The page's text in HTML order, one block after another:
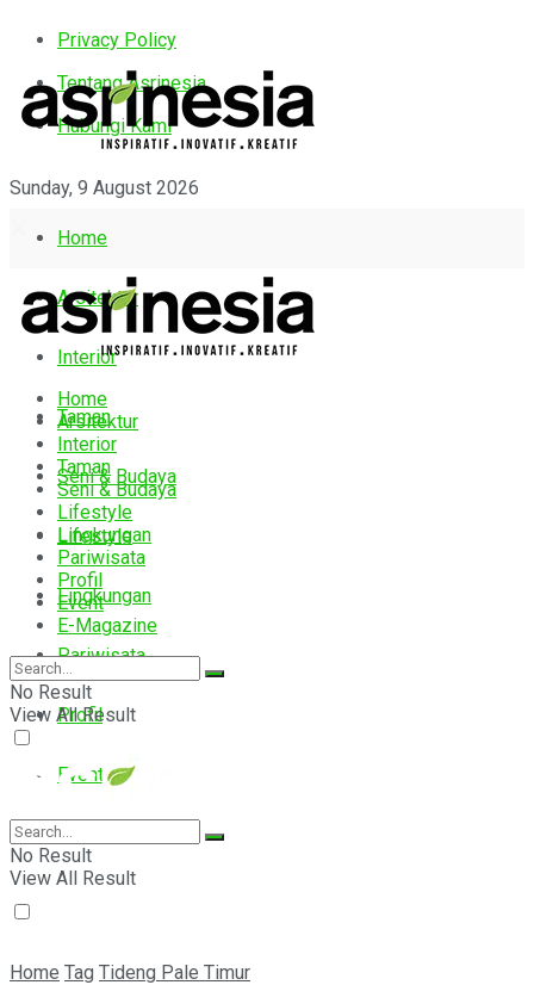
Privacy Policy
Tentang Asrinesia
Hubungi Kami
Sunday, 9 August 2026
Home
Arsitektur
Interior
Taman
Seni & Budaya
Lifestyle
Lingkungan
Pariwisata
Profil
Event
E-Magazine
Home
Arsitektur
Interior
Taman
Seni & Budaya
Lifestyle
Lingkungan
Pariwisata
Profil
Event
E-Magazine
No Result
View All Result
No Result
View All Result
Home Tag Tideng Pale Timur